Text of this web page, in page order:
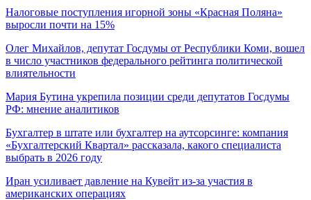
Налоговые поступления игорной зоны «Красная Поляна»
выросли почти на 15%
Олег Михайлов, депутат Госдумы от Республики Коми, вошел
в число участников федерального рейтинга политической
влиятельности
Мария Бутина укрепила позиции среди депутатов Госдумы
РФ: мнение аналитиков
Бухгалтер в штате или бухгалтер на аутсорсинге: компания
«Бухгалтерский Квартал» рассказала, какого специалиста
выбрать в 2026 году
Иран усиливает давление на Кувейт из-за участия в
американских операциях